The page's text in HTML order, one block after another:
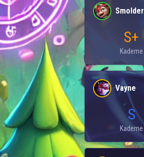
Smolder
S+
Kademe
Vayne
S
Kademe